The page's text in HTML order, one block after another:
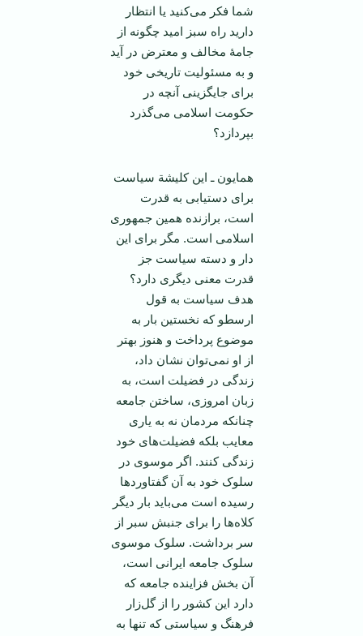
شما فکر می‌کنید یا انتظار
دارید راه سبز امید چگونه از
جامۀ مخالف و معترض در آید
و به مسئولیت تاریخی خود
برای جایگزینی آنچه در
حکومت اسلامی می‌گذرد
بپردازد؟
همایون ـ این کلیشة سیاست
برای دستیابی به قدرت
است، برازنده همین جمهوری
اسلامی است. مگر برای این
دار و دسته سیاست جز
قدرت معنی دیگری دارد؟
هدف سیاست به قول
ارسطو که نخستین بار به
موضوع پرداخت و هنوز بهتر
از او نمی‌توان نشان داد،
زندگی در فضیلت است، به
زبان امروزی، ساختن جامعه
چنانکه مردمان نه به یاری
معایب بلکه فضیلت‌های خود
زندگی کنند. اگر موسوی در
سلوک خود به آن گفتاورد‌ها
رسیده است می‌باید بار دیگر
کلاه‌ها را برای جنبش سبر از
سر برداشت. سلوک موسوی
سلوک جامعه ایرانی است،
آن بخش فزاینده جامعه که
دارد این کشور را از گل‌زار
فرهنگ و سیاستی که تنها به